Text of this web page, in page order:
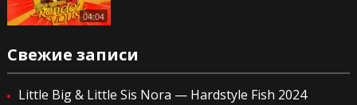
04:04
Свежие записи
Little Big & Little Sis Nora — Hardstyle Fish 2024